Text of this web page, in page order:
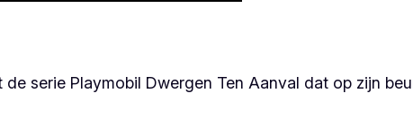
serie Playmobil Dwergen Ten Aanval dat op zijn